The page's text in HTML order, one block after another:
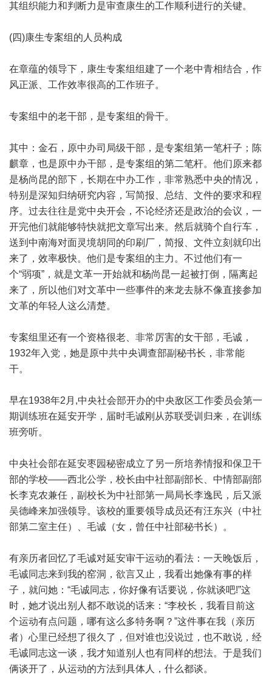
其组织能力和判断力是审查康生的工作顺利进行的关键。
(四)康生专案组的人员构成
在章蕴的领导下，康生专案组组建了一个老中青相结合，作
风正派、工作效率很高的工作班子。
专案组中的老干部，是专案组的骨干。
其中：金石，原中办司局级干部，是专案组第一笔杆子；陈
麒章，也是原中办干部，是专案组的第二笔杆。他们原来都
是杨尚昆的部下，长期在中办工作，非常熟悉中央的情况，
特别是深知归纳研究内容，写简报、总结、文件的要求和程
序。过去往往是党中央开会，不论经济还是政治的会议，一
开完他们就能够特快就把文章写出来。然后就骑个自行车，
送到中南海对面灵境胡同的印刷厂，简报、文件立刻就印出
来了，效率极快。他们是专案组的主力。不过他们有一
个“弱项”，就是文革一开始就和杨尚昆一起被打倒，隔离起
来了，所以他们对文革中一些事件的来龙去脉不像直接参加
文革的年轻人这么清楚。
专案组里还有一个资格很老、非常厉害的女干部，毛诚，
1932年入党，她是原中共中央调查部副秘书长，非常能
干。
早在1938年2月,中央社会部开办的中央敌区工作委员会第一
期训练班在延安开学，届时毛诚刚从苏联受训归来，在训练
班旁听。
中央社会部在延安枣园秘密成立了另一所培养情报和保卫干
部的学校——西北公学，校长由中社部副部长、中情部副部
长李克农兼任，副校长为中社部第一局局长李逸民，后又派
吴德峰来加强领导。该校的重要领导成员还有汪东兴（中社
部第二室主任）、毛诚（女，曾任中社部秘书长）。
有亲历者回忆了毛诚对延安审干运动的看法：一天晚饭后，
毛诚同志来到我的窑洞，欲言又止，我看出她像有事的样
子，就问她：“毛诚同志，你好像有话要说，你就谈吧!”这
时，她才说出别人都不敢说的话来：“李校长，我看目前这
个运动有点问题，哪有这么多特务啊？”这件事在我（亲历
者）心里已经想了很久了，但对谁也没说过，也不敢说，经
毛诚同志这一谈，我才知道别人也有同样的想法。于是我们
俩谈开了，从运动的方法到具体人，什么都谈。